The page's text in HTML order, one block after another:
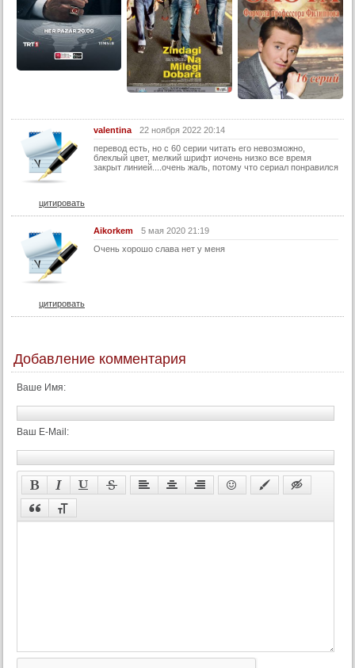
25 серия
26 серия
30 серия
31 серия
32 серия
34 серия
35 серия
36 серия
37 серия
38 серия
40 серия
41 серия
43 серия
45 серия
46 серия
47 серия
54 серия
valentina
22 ноября 2022 20:14
перевод есть, но с 60 серии читать его невозможно,
блеклый цвет, мелкий шрифт иочень низко все время
закрыт линией....очень жаль, потому что сериал понравился
цитировать
Aikorkem
5 мая 2020 21:19
Очень хорошо слава нет у меня
цитировать
Добавление комментария
Ваше Имя:
Ваш E-Mail: